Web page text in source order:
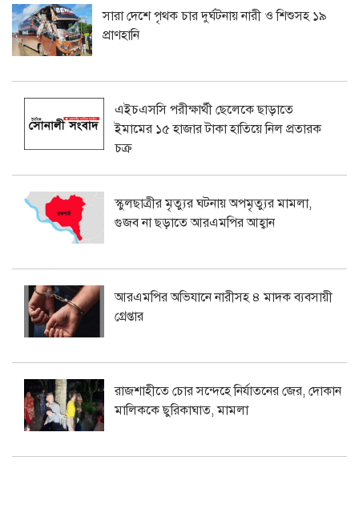
সারা দেশে পৃথক চার দুর্ঘটনায় নারী ও শিশুসহ ১৯
প্রাণহানি
এইচএসসি পরীক্ষার্থী ছেলেকে ছাড়াতে
ইমামের ১৫ হাজার টাকা হাতিয়ে নিল প্রতারক
চক্র
স্কুলছাত্রীর মৃত্যুর ঘটনায় অপমৃত্যুর মামলা,
গুজব না ছড়াতে আরএমপির আহ্বান
আরএমপির অভিযানে নারীসহ ৪ মাদক ব্যবসায়ী
গ্রেপ্তার
রাজশাহীতে চোর সন্দেহে নির্যাতনের জের, দোকান
মালিককে ছুরিকাঘাত, মামলা